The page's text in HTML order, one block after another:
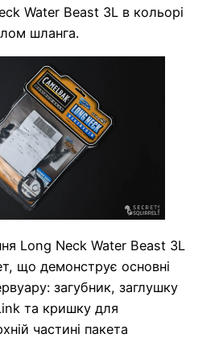
Water Beast 3L в кольорі
шланга.
Long Neck Water Beast 3L
що демонструє основні
загубник, заглушку
та кришку для
частині пакета